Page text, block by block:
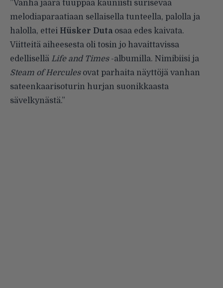
”Vanha jäärä tuuppaa kauniisti surisevaa
melodiaparaatiaan sellaisella tunteella, palolla ja
halolla, ettei Hüsker Dutaosaa edes kaivata.
Viitteitä aiheesesta oli tosin jo havaittavissa
edellisellä Life and Times-albumilla. Nimibiisi ja
Steam of Herculesovat parhaita näyttöjä vanhan
sateenkaarisoturin hurjan suonikkaasta
sävelkynästä.”